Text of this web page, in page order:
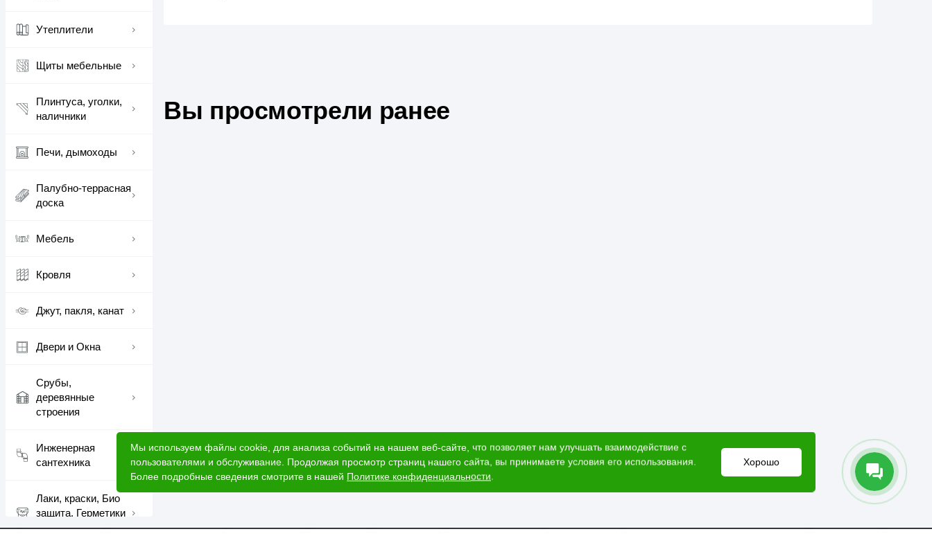
Утеплители
Щиты мебельные
Плинтуса, уголки,
наличники
Печи, дымоходы
Палубно-террасная
доска
Мебель
Кровля
Джут, пакля, канат
Двери и Окна
Срубы,
деревянные
строения
Инженерная
сантехника
Лаки, краски, Био
защита, Герметики
шовные
Вы просмотрели ранее
Мы используем файлы cookie, для анализа событий на нашем веб-сайте, что позволяет нам улучшать взаимодействие с
пользователями и обслуживание. Продолжая просмотр страниц нашего сайта, вы принимаете условия его использования.
Более подробные сведения смотрите в нашей Политике конфиденциальности.
Хорошо